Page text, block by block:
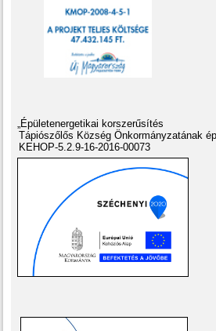
„Épületenergetikai korszerűsítés
Tápiószőlős Község Önkormányzatának
KEHOP-5.2.9-16-2016-00073